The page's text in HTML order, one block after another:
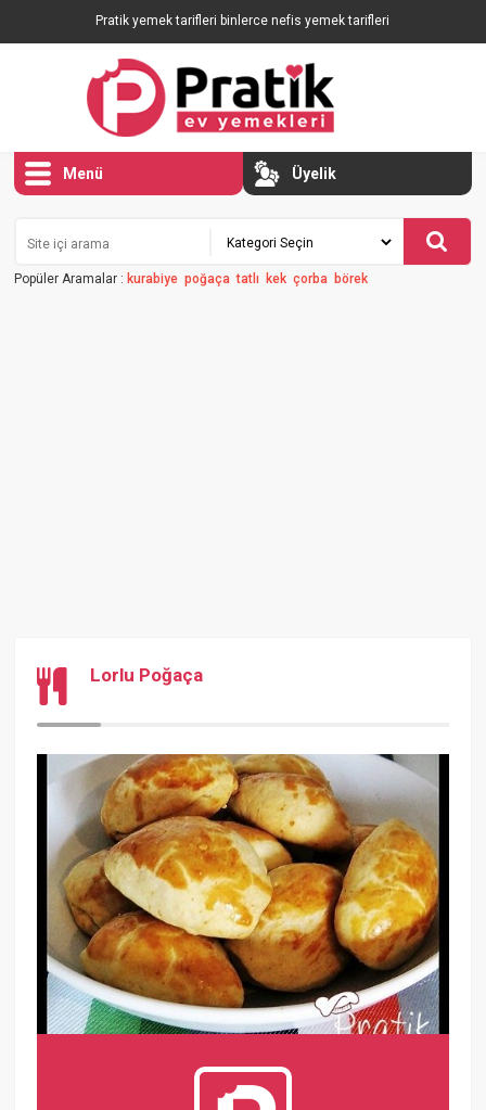
Pratik yemek tarifleri binlerce nefis yemek tarifleri
Menü Üyelik
Popüler Aramalar : kurabiye poğaça tatlı kek çorba börek
Lorlu Poğaça